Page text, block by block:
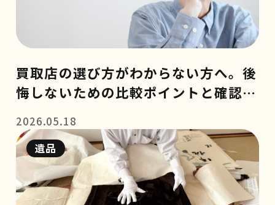
買取店の選び方がわからない方へ。後
悔しないための比較ポイントと確認事
2026.05.18
遺品